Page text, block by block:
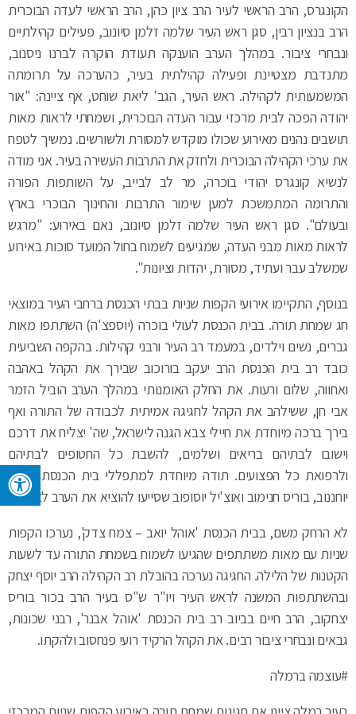
הקונגרס, הרב הראשי לעיר הרב ציון כהן, הרב הראשי לעדה הבוכרית
הרב בנציון רבין, סגן ראש העיר שלמה זלמן סיונוב, פעילים קהילתיים
ונבחרי ציבור. במהלך הערב הוענקה תעודת הוקרה לברנו ניסנוב,
מתנדבת מצטיינת ופעילה קהילתית בעיר, כהערכה על תרומתה
המשמעותית לקהילה. ראש העיר, הגב' ליאת שוחט, אף ציינה: "אור
יהודה הפכה לבית מרכזי עבור העדה הבוכרית, ושמחתי לראות מאות
תושבים נהנים מאירוע שכולו מוקדש למסורת ולשורשים. נמשיך לטפח
את ערכי הקהילה הבוכרית ולחזק את התרבות העשירה בעיר. אני מודה
לנשיא קונגרס יהודי בוכרה, מר לב לבייב, על השותפות הפורה
והתרומה המתמשכת למען שימור התרבות והחינוך הבוכרי בארץ
ובעולם". סגן ראש העיר שלמה זלמן סיונוב, נאם באירוע: "מרגש
לראות מאות מבני העדה, שמגיעים לשמוח בחול המועד סוכות באירוע
שמשלב עבר ועתיד, מסורת, יהדות וציונות".
בנוסף, התקיימו אירועי הקפות שניות בבתי הכנסת ברחבי העיר במוצאי
חג שמחת תורה. בבית הכנסת לעולי בוכרה (יוספצ'ה) השתתפו מאות
גברים, נשים וילדים, במעמד רב העיר ורבני קהילות. בהקפה השביעית
כובד רב בית הכנסת הרב יעקב בורוכוב שבירך את הקהל באהבה
ואחווה, שלום ורעות. את החלק האומנותי במהלך הערב הוביל הזמר
אבי חן, ששילהב את הקהל לחגיגה אמיתית לכבודה של התורה ואף
בירך ברכה מיוחדת את חיילי צבא הגנה לישראל, שה' יצליח את דרכם
וישובו לבתיהם בריאים ושלמים, להשבת כל החטופים לבתיהם
ולרפואת כל הפצועים. תודה מיוחדת למתפללי בית הכנסת יהודה
יוחננוב, בוריס חנימוב ואוצ'יל יוסופוב שסייעו להוציא את הערב לאור.
לא הרחק משם, בבית הכנסת 'אוהל יואב – צמח צדק', נערכו הקפות
שניות עם מאות משתתפים שהגיעו לשמוח בשמחת התורה עד לשעות
הקטנות של הלילה. החגיגה נערכה בהובלת רב הקהילה הרב יוסף יצחק
ובהשתתפות המשנה לראש העיר ויו"ר ש"ס בעיר הרב בכור בוריס
יצחקוב, הרב חיים בביוב רב בית הכנסת 'אוהל אבנר', רבני שכונות,
גבאים ונבחרי ציבור רבים. את הקהל הרקיד רועי פנחסוב ולהקתו.
#עוצמה ברמלה